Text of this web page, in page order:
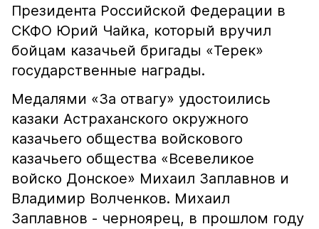
Президента Российской Федерации в
СКФО Юрий Чайка, который вручил
бойцам казачьей бригады «Терек»
государственные награды.
Медалями «За отвагу» удостоились
казаки Астраханского окружного
казачьего общества войскового
казачьего общества «Всевеликое
войско Донское» Михаил Заплавнов и
Владимир Волченков. Михаил
Заплавнов - черноярец, в прошлом году